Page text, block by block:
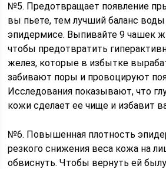
№5. Предотвращает появление
вы пьете, тем лучший баланс
эпидермисе. Выпивайте 9 чашек
чтобы предотвратить
желез, которые в избытке
забивают поры и провоцируют
Исследования показывают, что
кожи сделает ее чище и избавит
№6. Повышенная плотность
резкого снижения веса кожа на
обвиснуть. Чтобы вернуть ей